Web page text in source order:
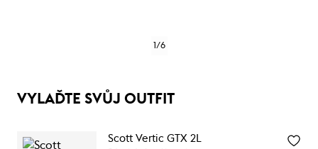
1/6
VYLAĎTE SVŮJ OUTFIT
Scott Vertic GTX 2L